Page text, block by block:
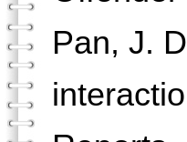
Pan, J.